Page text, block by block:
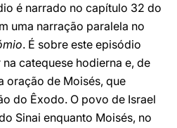
é narrado no capítulo 32 do
uma narração paralela no
. É sobre este episódio
catequese hodierna e, de
oração de Moisés, que
do Êxodo. O povo de Israel
Sinai enquanto Moisés, no